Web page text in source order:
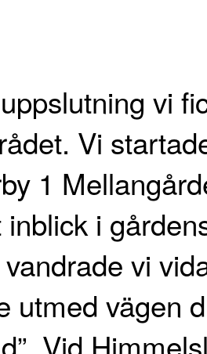
vi
Vi
1
inblick i
vi
utmed vägen
Vid